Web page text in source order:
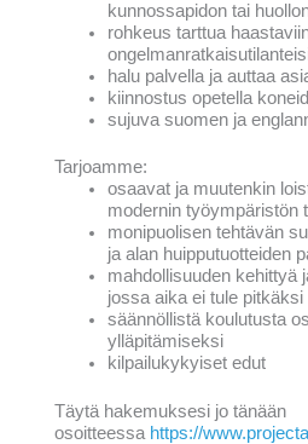
kunnossapidon tai
rohkeus tarttua
halu palvella ja auttaa
kiinnostus opetella
sujuva suomen ja
Tarjoamme:
osaavat ja muutenkin
modernin työympäristön
monipuolisen tehtävän
ja alan huipputuotteiden
mahdollisuuden kehittyä
jossa aika ei tule pitkäksi
säännöllistä koulutusta
ylläpitämiseksi
kilpailukykyiset edut
Täytä hakemuksesi jo tänään
osoitteessa https://